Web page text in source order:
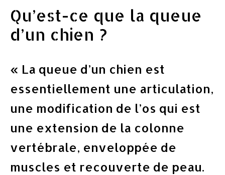
Qu’est-ce que la queue
d’un chien ?
« La queue d’un chien est
essentiellement une articulation,
une modification de l’os qui est
une extension de la colonne
vertébrale, enveloppée de
muscles et recouverte de peau.